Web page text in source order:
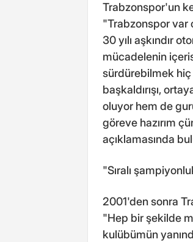
Trabzonspor'un
"Trabzonspor var
30 yılı aşkındır
mücadelenin
sürdürebilmek hiç
başkaldırışı,
oluyor hem de
göreve hazırım
açıklamasında
"Sıralı
2001'den sonra
"Hep bir şekilde
kulübümün